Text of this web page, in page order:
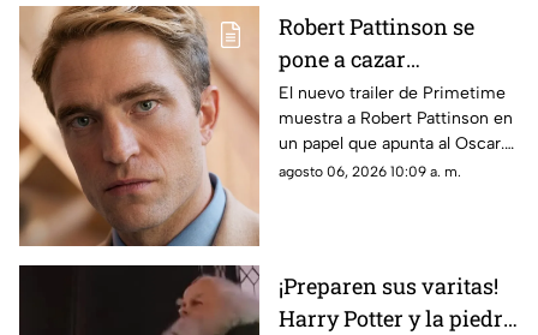
Robert Pattinson se
pone a cazar
pederastas en el nuevo
thriller basado en
hechos reales
‘Primetime'
El nuevo trailer de Primetime
muestra a Robert Pattinson en
un papel que apunta al Oscar.
Descubre todos los detalles de
agosto 06, 2026 10:09 a. m.
¡Preparen sus varitas!
Harry Potter y la piedra